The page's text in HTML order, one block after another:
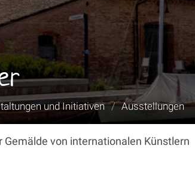
und Initiativen / Ausstellungen
von internationalen Künstlern